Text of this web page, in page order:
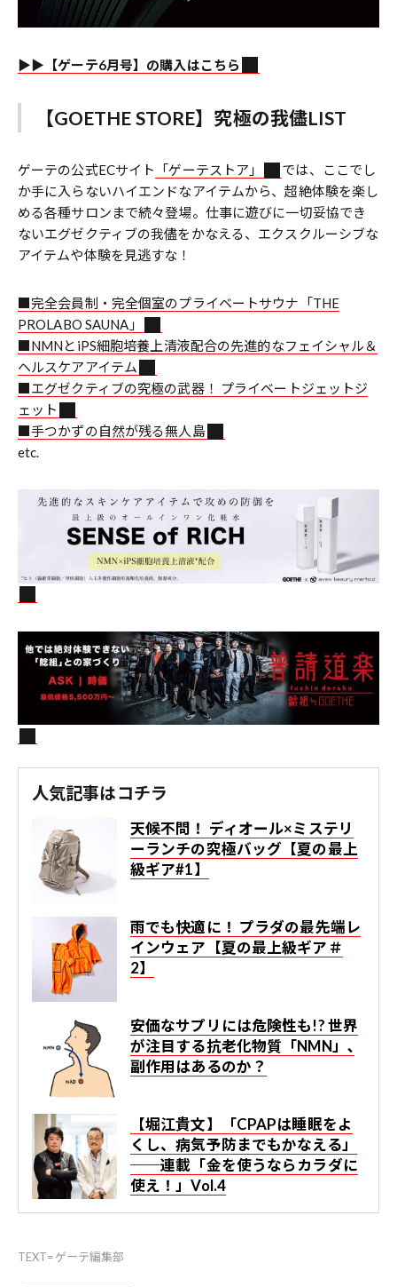
▶▶【ゲーテ6月号】の購入はこちら
【GOETHE STORE】究極の我儘LIST
ゲーテの公式ECサイト 「ゲーテストア」
では、ここでし
か手に入らないハイエンドなアイテムから、超絶体験を楽し
める各種サロンまで続々登場。仕事に遊びに一切妥協でき
ないエグゼクティブの我儘をかなえる、エクスクルーシブな
アイテムや体験を見逃すな！
■完全会員制・完全個室のプライベートサウナ「THE
PROLABO SAUNA」
■NMNとiPS細胞培養上清液配合の先進的なフェイシャル＆
ヘルスケアアイテム
■エグゼクティブの究極の武器！ プライベートジェットジ
ェット
■手つかずの自然が残る無人島
etc.
人気記事はコチラ
天候不問！ ディオール×ミステリ
ーランチの究極バッグ【夏の最上
級ギア#1】
雨でも快適に！ プラダの最先端レ
インウェア【夏の最上級ギア＃
2】
安価なサプリには危険性も!? 世界
が注目する抗老化物質「NMN」､
副作用はあるのか？
【堀江貴文】「CPAPは睡眠をよ
くし、病気予防までもかなえる」
──連載「金を使うならカラダに
使え！」Vol.4
TEXT=ゲーテ編集部